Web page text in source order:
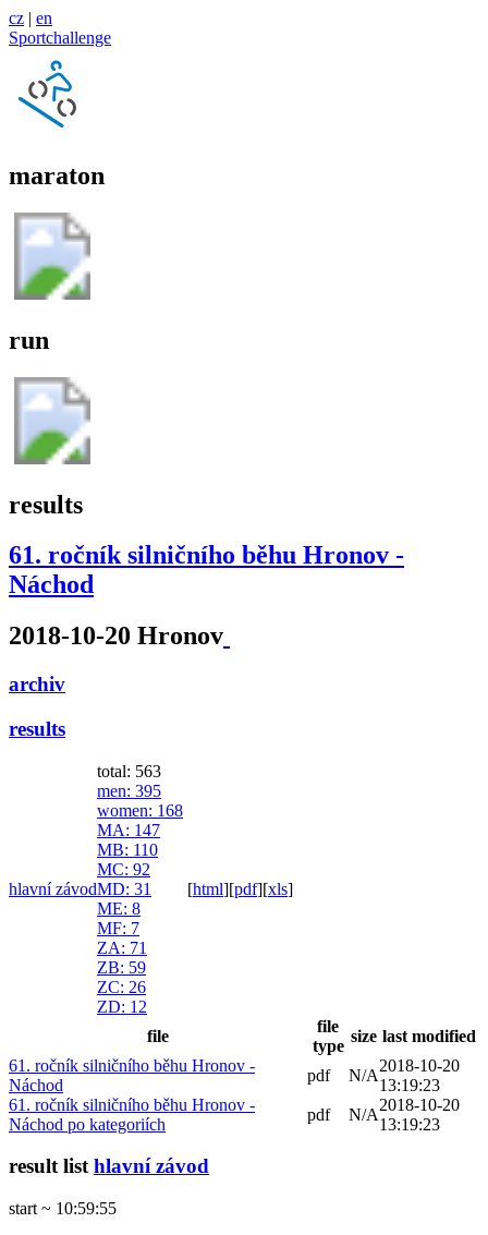
cz | en
Sportchallenge
maraton
run
results
61. ročník silničního běhu Hronov -
Náchod
2018-10-20 Hronov
archiv
results
hlavní závod
total: 563
men: 395
women: 168
MA: 147
MB: 110
MC: 92
MD: 31
ME: 8
MF: 7
ZA: 71
ZB: 59
ZC: 26
ZD: 12
[html][pdf][xls]
file
file
type
size last modified
61. ročník silničního běhu Hronov -
Náchod
pdf N/A
2018-10-20
13:19:23
61. ročník silničního běhu Hronov -
Náchod po kategoriích
pdf N/A
2018-10-20
13:19:23
result listhlavní závod
start ~ 10:59:55